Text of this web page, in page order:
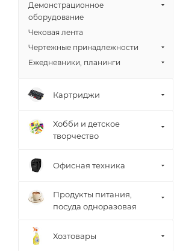
Демонстрационное
оборудование
Чековая лента
Чертежные принадлежности
Ежедневники, планинги
Картриджи
Хобби и детское
творчество
Офисная техника
Продукты питания,
посуда одноразовая
Хозтовары